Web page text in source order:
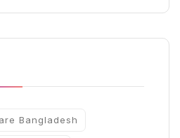
Bangladesh